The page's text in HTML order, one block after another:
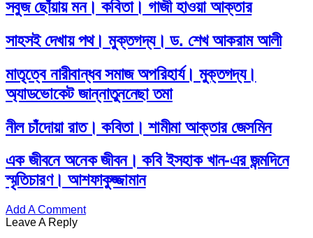
সবুজ ছোঁয়ায় মন। কবিতা। গাজী হাওয়া আক্তার
সাহসই দেখায় পথ। মুক্তগদ্য। ড. শেখ আকরাম আলী
মাতৃত্বে নারীবান্ধব সমাজ অপরিহার্য। মুক্তগদ্য।
অ্যাডভোকেট জান্নাতুননেছা তমা
নীল চাঁদোয়া রাত। কবিতা। শামীমা আক্তার জেসমিন
এক জীবনে অনেক জীবন। কবি ইসহাক খান-এর জন্মদিনে
স্মৃতিচারণ। আশফাকুজ্জামান
Add A Comment
Leave A Reply